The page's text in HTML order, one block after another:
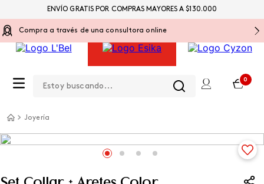
Compra a través de una consultora online
0
ENVÍO GRATIS POR COMPRAS MAYORES A $130.000
Joyería